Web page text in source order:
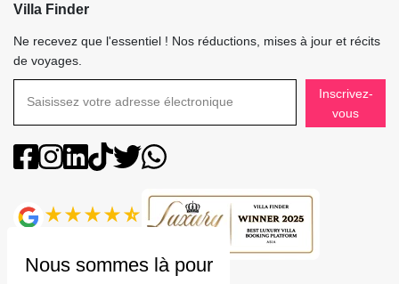
Villa Finder
Ne recevez que l'essentiel ! Nos réductions, mises à jour et récits
de voyages.
Inscrivez-
vous